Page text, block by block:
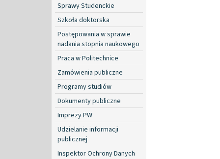
Sprawy Studenckie
Szkoła doktorska
Postępowania w sprawie
nadania stopnia naukowego
Praca w Politechnice
Zamówienia publiczne
Programy studiów
Dokumenty publiczne
Imprezy PW
Udzielanie informacji
publicznej
Inspektor Ochrony Danych